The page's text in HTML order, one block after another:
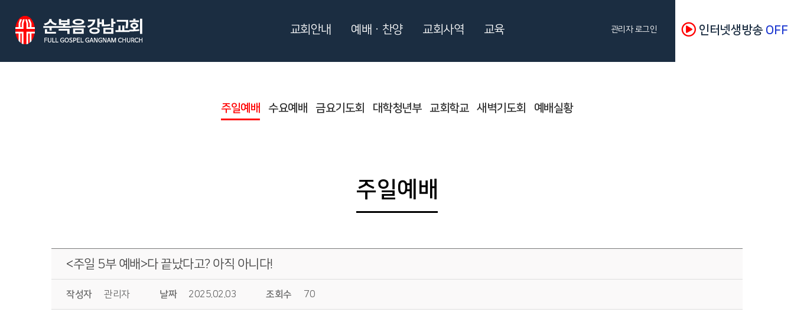
주일예배 수요예배 금요기도회 대학청년부 교회학교 새벽기도회 예배실황
주일예배
<주일 5부 예배>다 끝났다고? 아직 아니다!
작성자 관리자 날짜 2025.02.03 조회수 70
교회안내 예배ㆍ찬양 교회사역 교육 관리자 로그인 인터넷생방송 OFF